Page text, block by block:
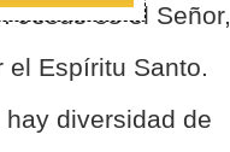
Jesús es el Señor,
el Espíritu Santo.
diversidad de